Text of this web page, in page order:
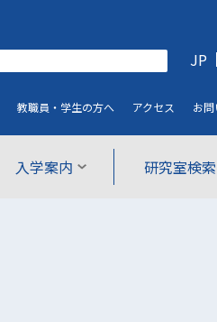
入学案内 研究室検索
JP
教職員・学生の方へ アクセス お